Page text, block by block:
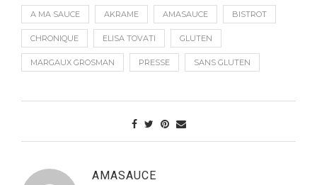
A MA SAUCE AKRAME AMASAUCE BISTROT
CHRONIQUE ELISA TOVATI GLUTEN
MARGAUX GROSMAN PRESSE SANS GLUTEN
AMASAUCE